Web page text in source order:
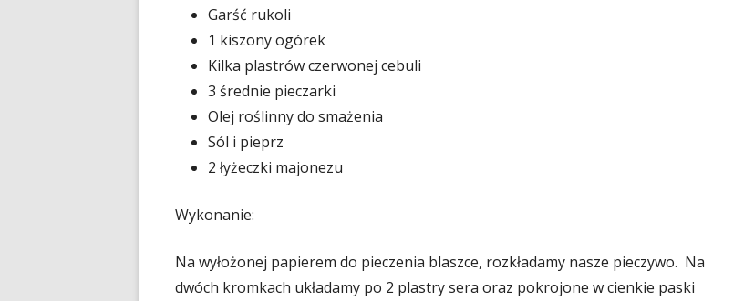
Garść rukoli
1 kiszony ogórek
Kilka plastrów czerwonej cebuli
3 średnie pieczarki
Olej roślinny do smażenia
Sól i pieprz
2 łyżeczki majonezu
Wykonanie:
Na wyłożonej papierem do pieczenia blaszce, rozkładamy nasze pieczywo. Na
dwóch kromkach układamy po 2 plastry sera oraz pokrojone w cienkie paski